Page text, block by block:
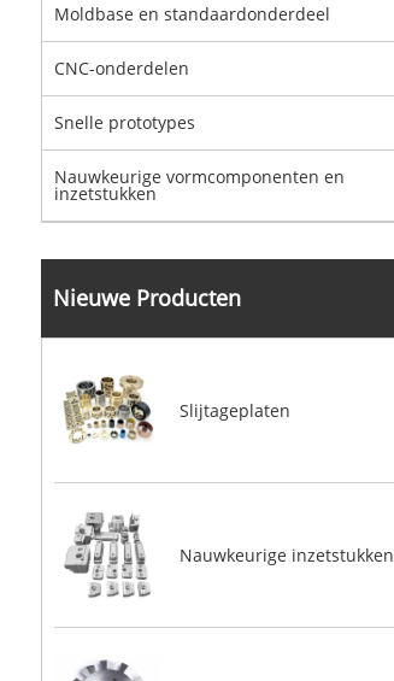
Moldbase en standaardonderdeel
CNC-onderdelen
Snelle prototypes
Nauwkeurige vormcomponenten en
inzetstukken
Nieuwe Producten
Slijtageplaten
Nauwkeurige inzetstukken